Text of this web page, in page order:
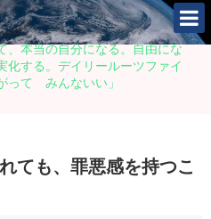
、本当の自分になる。自由にな
化する。デイリールーツファイ
って みんないい」
ても、罪悪感を持つこ